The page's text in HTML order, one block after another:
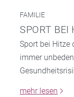
FAMILIE
SPORT BEI
Sport bei Hitze
immer
mehr lesen